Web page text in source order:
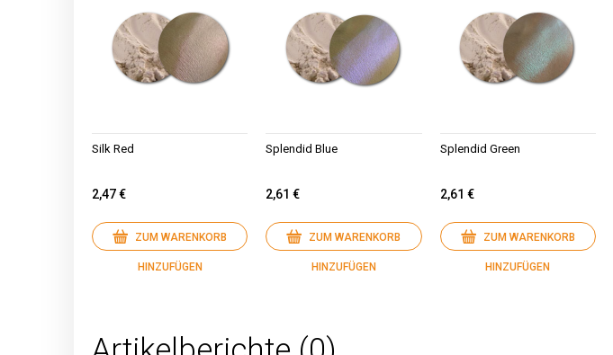
Silk Red
2,47 €
ZUM WARENKORB
HINZUFÜGEN
Splendid Blue
2,61 €
ZUM WARENKORB
HINZUFÜGEN
Splendid Green
2,61 €
ZUM WARENKORB
HINZUFÜGEN